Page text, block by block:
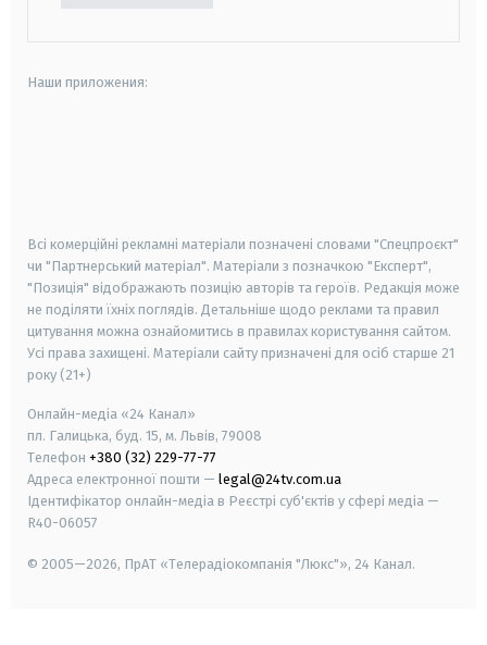
Наши приложения:
Всі комерційні рекламні матеріали позначені словами "Спецпроєкт"
чи "Партнерський матеріал". Матеріали з позначкою "Експерт",
"Позиція" відображають позицію авторів та героїв. Редакція може
не поділяти їхніх поглядів. Детальніше щодо реклами та правил
цитування можна ознайомитись в правилах користування сайтом.
Усі права захищені. Матеріали сайту призначені для осіб старше 21
року (21+)
Онлайн-медіа «24 Канал»
пл. Галицька, буд. 15, м. Львів, 79008
Телефон +380 (32) 229-77-77
Адреса електронної пошти — legal@24tv.com.ua
Ідентифікатор онлайн-медіа в Реєстрі суб'єктів у сфері медіа —
R40-06057
© 2005—2026, ПрАТ «Телерадіокомпанія "Люкс"», 24 Канал.